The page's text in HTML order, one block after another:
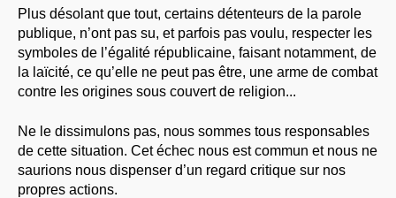
Plus désolant que tout, certains détenteurs de la parole
publique, n’ont pas su, et parfois pas voulu, respecter les
symboles de l’égalité républicaine, faisant notamment, de
la laïcité, ce qu’elle ne peut pas être, une arme de combat
contre les origines sous couvert de religion...
Ne le dissimulons pas, nous sommes tous responsables
de cette situation. Cet échec nous est commun et nous ne
saurions nous dispenser d’un regard critique sur nos
propres actions.